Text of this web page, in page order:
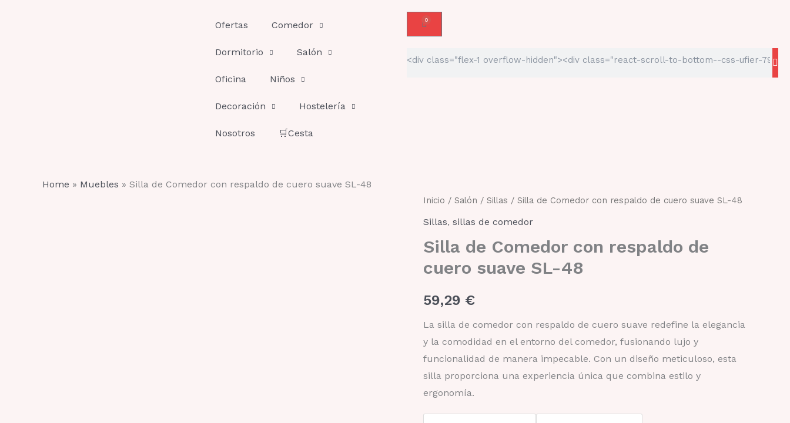
Ofertas Comedor
Dormitorio Salón
Oficina Niños
Decoración Hostelería
Nosotros 🛒Cesta
0
Carrito
Home » Muebles » Silla de Comedor con respaldo de cuero suave SL-48
Inicio / Salón / Sillas / Silla de Comedor con respaldo de cuero suave SL-48
Sillas, sillas de comedor
Silla de Comedor con respaldo de
cuero suave SL-48
59,29 €
La silla de comedor con respaldo de cuero suave redefine la elegancia
y la comodidad en el entorno del comedor, fusionando lujo y
funcionalidad de manera impecable. Con un diseño meticuloso, esta
silla proporciona una experiencia única que combina estilo y
ergonomía.
Silla
Comedor
respaldo
cuero
48